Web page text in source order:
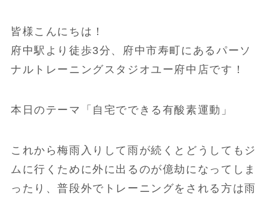
皆様こんにちは！
府中駅より徒歩3分、府中市寿町にあるパーソ
ナルトレーニングスタジオユー府中店です！
本日のテーマ「自宅でできる有酸素運動」
これから梅雨入りして雨が続くとどうしてもジ
ムに行くために外に出るのが億劫になってしま
ったり、普段外でトレーニングをされる方は雨